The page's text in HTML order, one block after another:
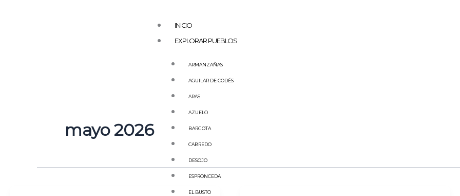
INICIO
EXPLORAR PUEBLOS
ARMANZAÑAS
AGUILAR DE CODÉS
ARAS
AZUELO
BARGOTA
CABREDO
DESOJO
ESPRONCEDA
EL BUSTO
mayo 2026